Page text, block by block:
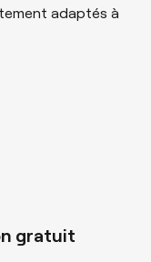
adaptés à
gratuit